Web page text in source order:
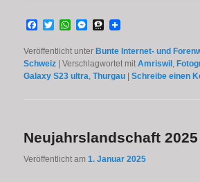
Facebook
TwitterWhatsApp
Messenger
Threema
Veröffentlicht unter Bunte Internet- und
Schweiz |Verschlagwortet mit Amriswil ,
Galaxy S23 ultra ,Thurgau |Schreibe einen
Neujahrslandschaft 2025
Veröffentlicht am1. Januar 2025